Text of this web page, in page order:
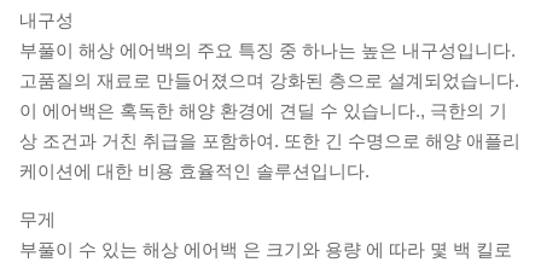
내구성
부풀이 해상 에어백의 주요 특징 중 하나는 높은 내구성입니다.
고품질의 재료로 만들어졌으며 강화된 층으로 설계되었습니다.
이 에어백은 혹독한 해양 환경에 견딜 수 있습니다., 극한의 기
상 조건과 거친 취급을 포함하여. 또한 긴 수명으로 해양 애플리
케이션에 대한 비용 효율적인 솔루션입니다.
무게
부풀이 수 있는 해상 에어백 은 크기와 용량 에 따라 몇 백 킬로